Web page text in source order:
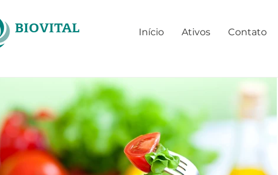
BIOVITAL Início Ativos Contato